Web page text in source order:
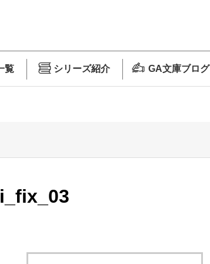
覧 シリーズ紹介 GA文庫ブログ